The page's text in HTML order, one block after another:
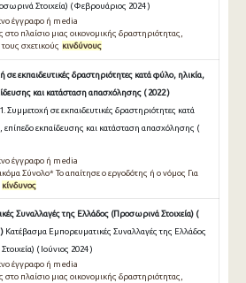
Στοιχεία) ( Φεβρουάριος 2024 )
έγγραφο ή media
πλαίσιο μιας οικονομικής δραστηριότητας,
σχετικούς κινδύνους
σε εκπαιδευτικές δραστηριότητες κατά φύλο, ηλικία,
και κατάσταση απασχόλησης ( 2022 )
Συμμετοχή σε εκπαιδευτικές δραστηριότητες κατά
επίπεδο εκπαίδευσης και κατάσταση απασχόλησης (
έγγραφο ή media
Σύνολο* Το απαίτησε ο εργοδότης ή ο νόμος Για
κίνδυνος
Συναλλαγές της Ελλάδος (Προσωρινά Στοιχεία) (
Κατέβασμα Εμπορευματικές Συναλλαγές της Ελλάδος
( Ιούνιος 2024 )
έγγραφο ή media
πλαίσιο μιας οικονομικής δραστηριότητας,